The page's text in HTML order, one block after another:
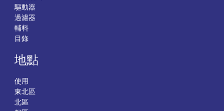
驅動器
過濾器
輔料
目錄
地點
使用
東北區
北區